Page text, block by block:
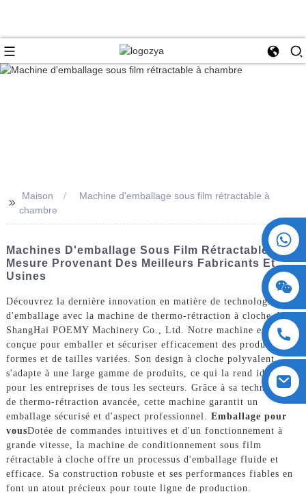
>>
Maison
Machine d'emballage sous film rétractable à
chambre
Machines D'emballage Sous Film Rétractable Sur
Mesure Provenant Des Meilleurs Fabricants Et
Usines
Découvrez la dernière innovation en matière de technologie
d'emballage avec la machine de thermo-rétraction à cloche de
ShangHai POEMY Machinery Co., Ltd. Notre machine est
conçue pour emballer et sécuriser efficacement des produits de
formes et de tailles variées. Son design à cloche polyvalent
s'adapte à une large gamme de produits, ce qui la rend idéale
pour les entreprises de tous les secteurs. Grâce à sa technologie
de thermo-rétraction avancée, cette machine garantit un
emballage sécurisé et d'aspect professionnel. Emballage pour
vousDotée de commandes intuitives et d'un fonctionnement à
grande vitesse, la machine de conditionnement sous film
rétractable à cloche offre un processus d'emballage fluide et
efficace. Sa construction robuste et ses performances fiables en
font un atout précieux pour toute ligne de production.